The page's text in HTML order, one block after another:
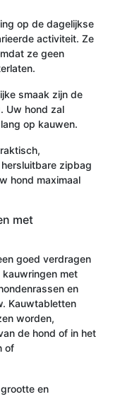
op de dagelijkse
activiteit. Ze
ze geen
smaak zijn de
Uw hond zal
op kauwen.
zipbag
hond maximaal
met
goed verdragen
kauwringen met
en
Kauwtabletten
worden,
de hond of in het
of
en